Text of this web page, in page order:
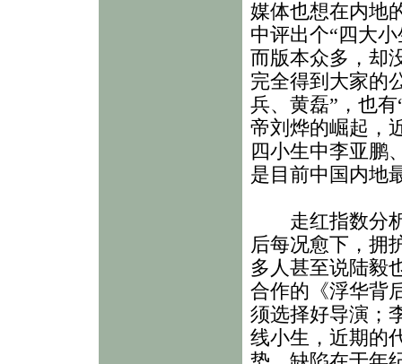
媒体也想在内地
中评出个“四大
而版本众多，却
完全得到大家的
兵、黄磊”，也
帝刘烨的崛起，
四小生中李亚鹏
是目前中国内地
走红指数分析
后每况愈下，拥
多人甚至说陆毅
合作的《浮华背
须选择好导演；
线小生，近期的